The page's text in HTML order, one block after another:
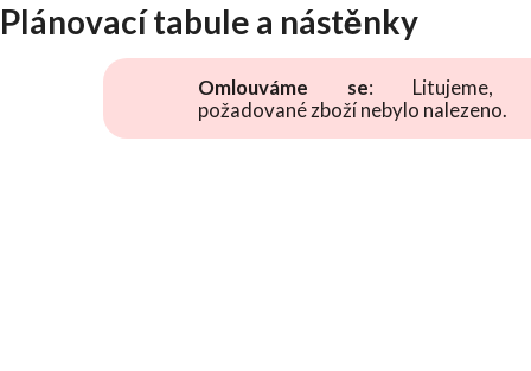
Plánovací tabule a nástěnky
Omlouváme se: Litujeme,
požadované zboží nebylo nalezeno.